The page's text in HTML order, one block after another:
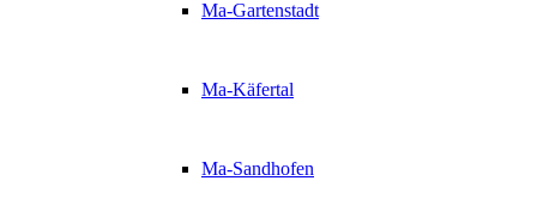
Ma-Gartenstadt
Ma-Käfertal
Ma-Sandhofen